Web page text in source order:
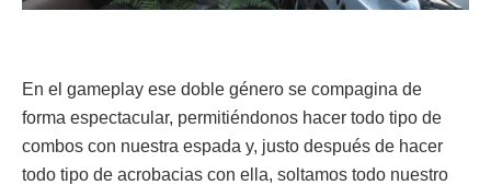
En el gameplay ese doble género se compagina de
forma espectacular, permitiéndonos hacer todo tipo de
combos con nuestra espada y, justo después de hacer
todo tipo de acrobacias con ella, soltamos todo nuestro